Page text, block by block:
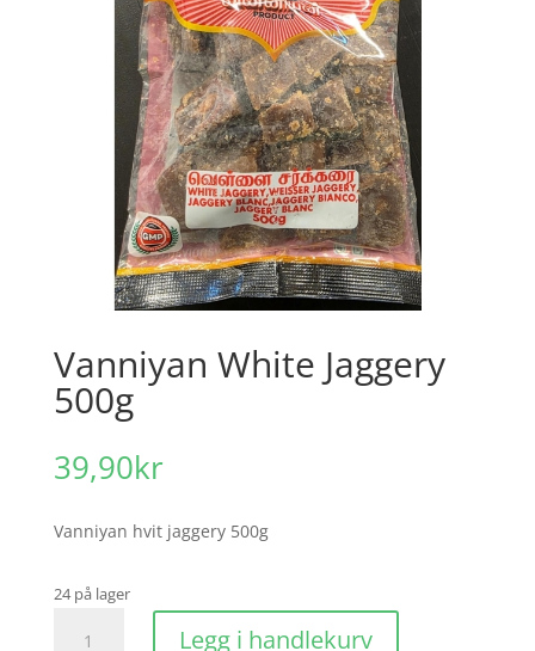
Vanniyan White Jaggery
500g
39,90kr
Vanniyan hvit jaggery 500g
24 på lager
Legg i handlekurv